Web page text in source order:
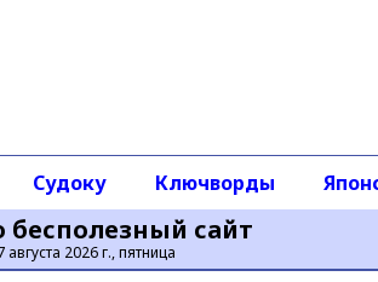
сайт
2026 г., пятница
Судоку Ключворды